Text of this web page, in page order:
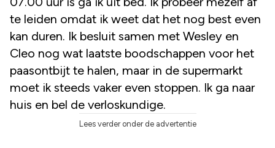
te leiden omdat ik weet dat het nog best even
kan duren. Ik besluit samen met Wesley en
Cleo nog wat laatste boodschappen voor het
paasontbijt te halen, maar in de supermarkt
moet ik steeds vaker even stoppen. Ik ga naar
huis en bel de verloskundige.
Lees verder onder de advertentie